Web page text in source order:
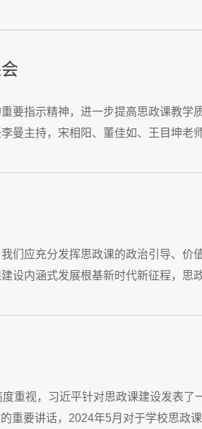
要指示精神，进一步提高思政课教
曼主持，宋相阳、董佳如、王目坤
们应充分发挥思政课的政治引导、
设内涵式发展根基新时代新征程，
度重视，习近平针对思政课建设发表
重要讲话，2024年5月对于学校思政